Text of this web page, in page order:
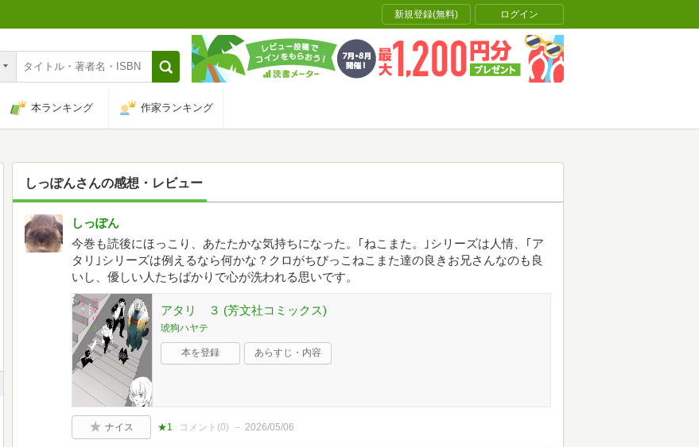
新規登録(無料) ログイン
本ランキング 作家ランキング
しっぽんさんの感想・レビュー
しっぽん
今巻も読後にほっこり、あたたかな気持ちになった。｢ねこまた。｣シリーズは人情、｢ア
タリ｣シリーズは例えるなら何かな？クロがちびっこねこまた達の良きお兄さんなのも良
いし、優しい人たちばかりで心が洗われる思いです。
アタリ ３ (芳文社コミックス)
琥狗ハヤテ
本を登録 あらすじ・内容
ナイス ★1 コメント(0) 2026/05/06